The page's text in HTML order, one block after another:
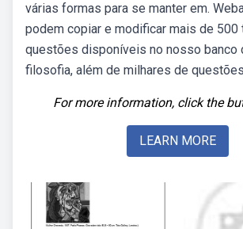
várias formas para se manter em.
podem copiar e modificar mais de
questões disponíveis no nosso banco
filosofia, além de milhares de
For more information, click the
LEARN MORE